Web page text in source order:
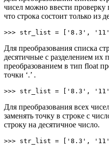
чисел можно ввести проверку
что строка состоит только из
>>> str_list = '8.3' , '11'
Для преобразования списка
десятичные c разделением их
преобразованием в тип float
точки ‘.’ .
>>> str_list = '8.3' , '11'
Для преобразования всех
заменять точку в строке с
строку на десятичное число.
>>> str_list = '8.3' , '11'